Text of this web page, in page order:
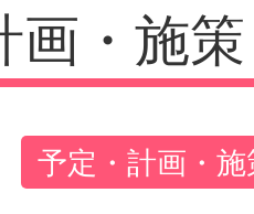
画・施策
予定・計画・